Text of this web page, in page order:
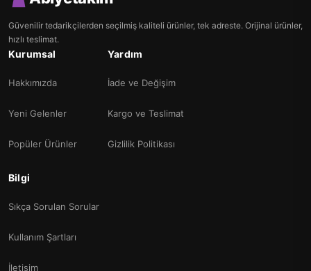
Güvenilir tedarikçilerden seçilmiş kaliteli ürünler, tek adreste. Orijinal ürünler,
hızlı teslimat.
Kurumsal
Hakkımızda
Yeni Gelenler
Popüler Ürünler
Yardım
İade ve Değişim
Kargo ve Teslimat
Gizlilik Politikası
Bilgi
Sıkça Sorulan Sorular
Kullanım Şartları
İletişim